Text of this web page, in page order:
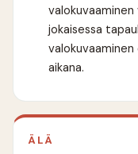
jokaisessa
valokuvaaminen
aikana.
ÄLÄ